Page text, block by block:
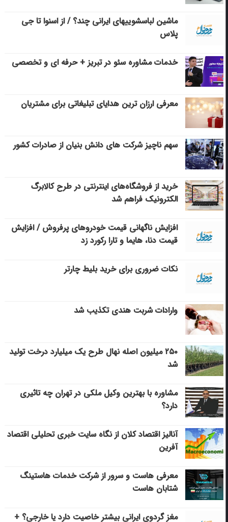
ماشین لباسشویی‎های ایرانی چند؟ / از اسنوا تا جی
پلاس
خدمات مشاوره سئو در تبریز + حرفه ای و تخصصی
معرفی ارزان ترین هدایای تبلیغاتی برای مشتریان
سهم ناچیز شرکت های دانش بنیان از صادرات کشور
خرید از فروشگاه‌های اینترنتی در طرح کالابرگ
الکترونیک فراهم شد
افزایش ناگهانی قیمت خودروهای پرفروش / افزایش
قیمت دنا، هایما و تارا رکورد زد
نکات ضروری برای خرید بلیط چارتر
وارادات شربت هندی تکذیب شد
۲۵۰ میلیون اصله نهال طرح یک میلیارد درخت تولید
شد
مشاوره با بهترین وکیل ملکی در تهران چه تاثیری
دارد؟
آنالیز اقتصاد کلان از نگاه سایت خبری تحلیلی اقتصاد
آفرین
معرفی هاست و سرور از شرکت خدمات هاستینگ
شتابان هاست
مغز گردوی ایرانی بیشتر خاصیت دارد یا خارجی؟ +